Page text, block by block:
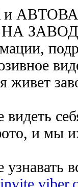
АВТОВАЗ
ЗАВОДЕ
живет
видеть
и мы
узнавать